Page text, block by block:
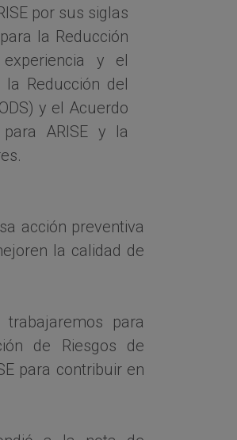
por sus siglas
la Reducción
y el
Reducción del
y el Acuerdo
ARISE y la
acción preventiva
la calidad de
para
de Riesgos de
para contribuir en